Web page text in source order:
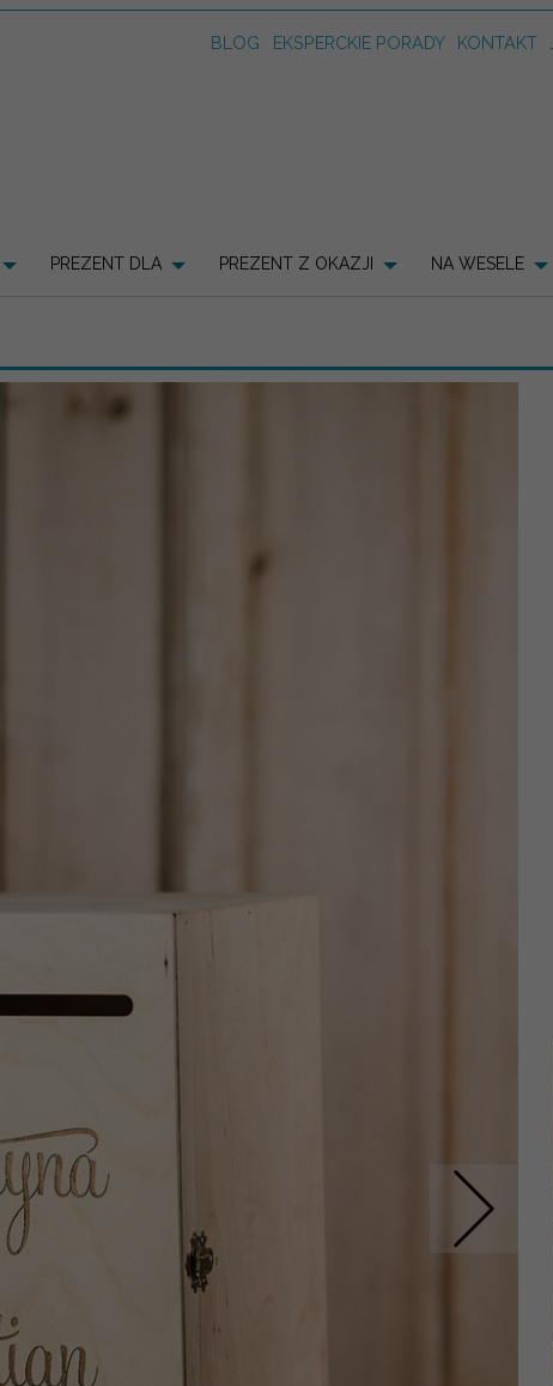
BLOG EKSPERCKIE PORADY KONTAKT
PREZENT DLA PREZENT Z OKAZJI NA WESELE
Nastepne